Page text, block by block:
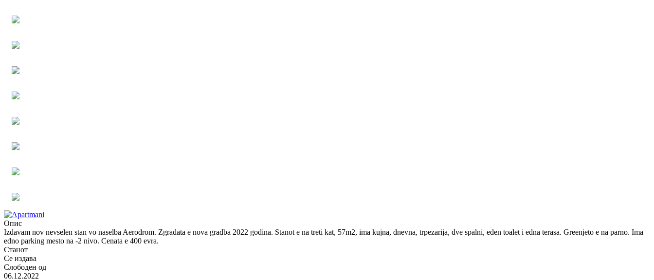
Опис
Izdavam nov nevselen stan vo naselba Aerodrom. Zgradata e nova gradba 2022 godina. Stanot e na treti kat, 57m2, ima kujna, dnevna, trpezarija, dve spalni, eden toalet i edna terasa. Greenjeto e na parno. Ima
edno parking mesto na -2 nivo. Cenata e 400 evra.
Станот
Се издава
Слободен од
06.12.2022